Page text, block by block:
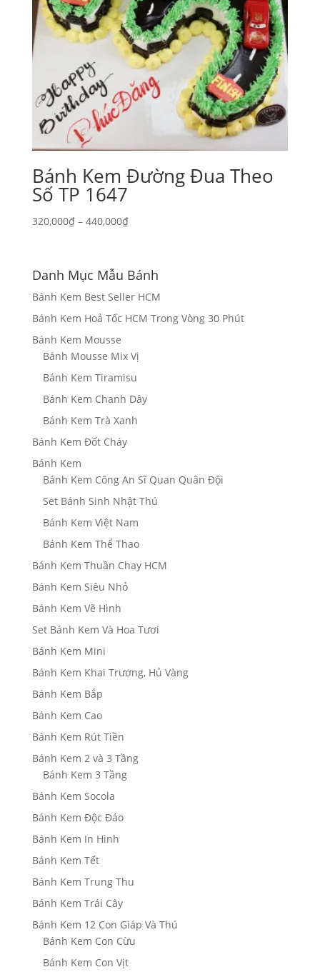
Bánh Kem Đường Đua Theo
Số TP 1647
320,000₫ – 440,000₫Khoảng
320,000₫
440,000₫
Danh Mục Mẫu Bánh
Bánh Kem Best Seller HCM
Bánh Kem Hoả Tốc HCM Trong Vòng 30 Phút
Bánh Kem Mousse
Bánh Mousse Mix Vị
Bánh Kem Tiramisu
Bánh Kem Chanh Dây
Bánh Kem Trà Xanh
Bánh Kem Đốt Cháy
Bánh Kem
Bánh Kem Công An Sĩ Quan Quân Đội
Set Bánh Sinh Nhật Thú
Bánh Kem Việt Nam
Bánh Kem Thể Thao
Bánh Kem Thuần Chay HCM
Bánh Kem Siêu Nhỏ
Bánh Kem Vẽ Hình
Set Bánh Kem Và Hoa Tươi
Bánh Kem Mini
Bánh Kem Khai Trương, Hủ Vàng
Bánh Kem Bắp
Bánh Kem Cao
Bánh Kem Rút Tiền
Bánh Kem 2 và 3 Tầng
Bánh Kem 3 Tầng
Bánh Kem Socola
Bánh Kem Độc Đáo
Bánh Kem In Hình
Bánh Kem Tết
Bánh Kem Trung Thu
Bánh Kem Trái Cây
Bánh Kem 12 Con Giáp Và Thú
Bánh Kem Con Cừu
Bánh Kem Con Vịt